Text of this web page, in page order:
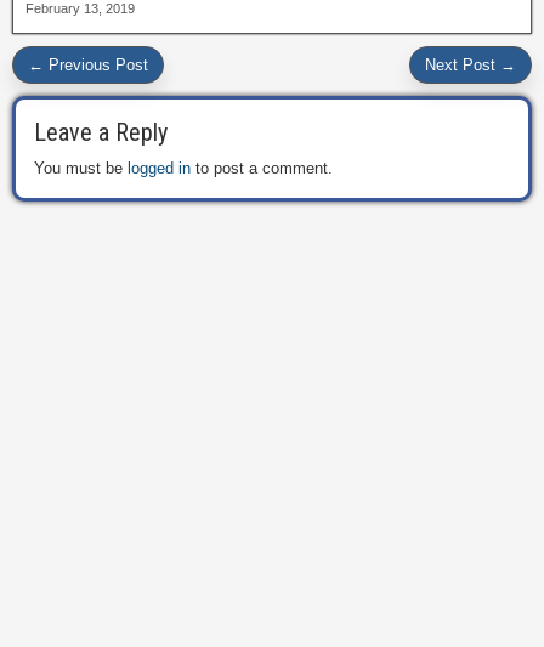
February 13, 2019
← Previous Post Next Post →
Leave a Reply
You must be logged in to post a comment.